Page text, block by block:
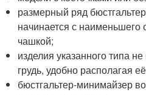
размерный ряд
начинается с наименьшего
чашкой;
изделия указанного типа
грудь, удобно располагая
бюстгальтер-минимайзер